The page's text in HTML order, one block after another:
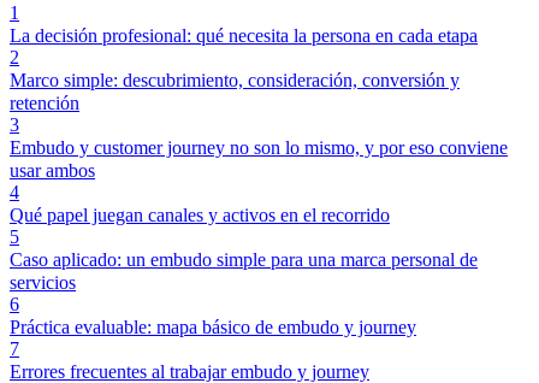
1
La decisión profesional: qué necesita la persona en cada etapa
2
Marco simple: descubrimiento, consideración, conversión y
retención
3
Embudo y customer journey no son lo mismo, y por eso conviene
usar ambos
4
Qué papel juegan canales y activos en el recorrido
5
Caso aplicado: un embudo simple para una marca personal de
servicios
6
Práctica evaluable: mapa básico de embudo y journey
7
Errores frecuentes al trabajar embudo y journey